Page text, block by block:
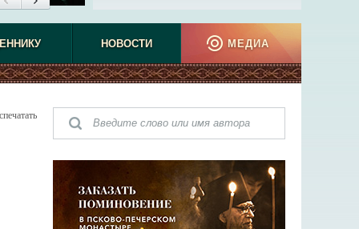
НОВОСТИ МЕДИА